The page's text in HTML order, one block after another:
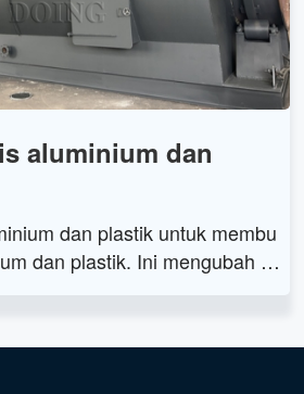
aluminium dan
dan plastik untuk membu
dan plastik. Ini mengubah li
untuk mewujudkan daur ulan